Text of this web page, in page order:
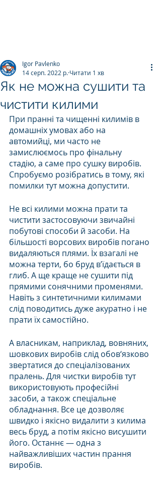
Як не можна сушити та
чистити килими
Igor Pavlenko
14 серп. 2022 р. Читати 1 хв
При пранні та чищенні килимів в
домашніх умовах або на
автомийці, ми часто не
замислюємось про фінальну
стадію, а саме про сушку виробів.
Спробуємо розібратись в тому, які
помилки тут можна допустити.
Не всі килими можна прати та
чистити застосовуючи звичайні
побутові способи й засоби. На
більшості ворсових виробів погано
видаляються плями. Їх взагалі не
можна терти, бо бруд в’їдається в
глиб. А ще краще не сушити під
прямими сонячними променями.
Навіть з синтетичними килимами
слід поводитись дуже акуратно і не
прати їх самостійно.
А власникам, наприклад, вовняних,
шовкових виробів слід обов‘язково
звертатися до спеціалізованих
пралень. Для чистки виробів тут
використовують професійні
засоби, а також спеціальне
обладнання. Все це дозволяє
швидко і якісно видалити з килима
весь бруд, а потім якісно висушити
його. Останнє — одна з
найважливіших частин прання
виробів.